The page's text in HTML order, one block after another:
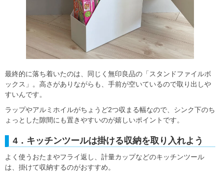
最終的に落ち着いたのは、同じく無印良品の「スタンドファイルボ
ックス」。高さがありながらも、手前が空いているので取り出しや
すいんです。
ラップやアルミホイルがちょうど2つ収まる幅なので、シンク下のち
ょっとした隙間にも置きやすいのが嬉しいポイントです。
4．キッチンツールは掛ける収納を取り入れよう
よく使うおたまやフライ返し、計量カップなどのキッチンツール
は、掛けて収納するのがおすすめ。